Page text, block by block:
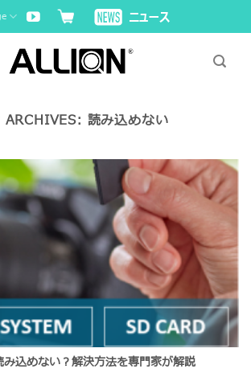
ARCHIVES: 読み込めない
込めない？解決方法を専門家が解説